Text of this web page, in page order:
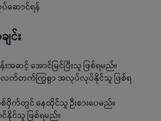
ပ်ဆောင်ရန်
င်း
ဆင့် အောင်မြင်ပြီးသူ ဖြစ်ရမည်။
က်တက်ကြွစွာ အလုပ်လုပ်နိုင်သူ ဖြစ်ရ
ဝှိက်တွင် နေထိုင်သူ ဉီးစားပေမည်။
နိုင်သူ ဖြစ်ရမည်။